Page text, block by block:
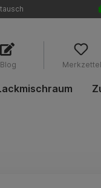
Blog Merkzettel